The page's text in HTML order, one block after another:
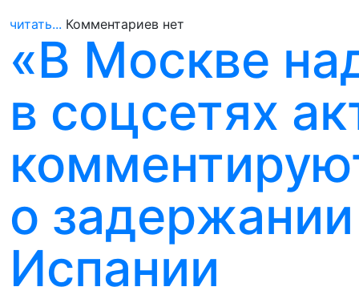
читать... Комментариев нет
«В Москве
в соцсетях
о
Испании